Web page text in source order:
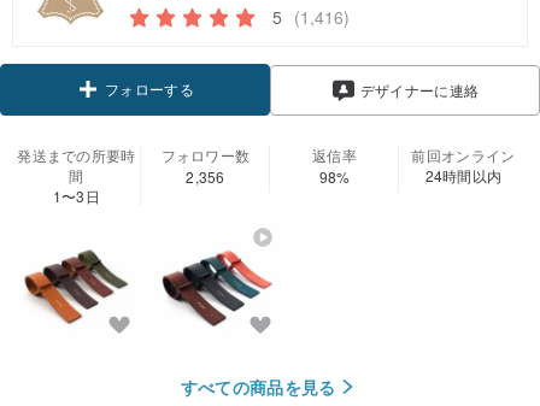
5 (1,416)
フォローする デザイナーに連絡
発送までの所要時
間
1〜3日
フォロワー数
2,356
返信率
98%
前回オンライン
24時間以内
すべての商品を見る